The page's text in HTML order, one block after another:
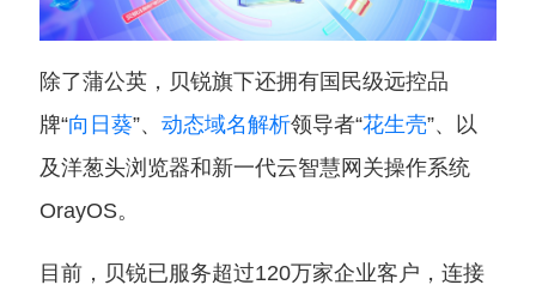
除了蒲公英，贝锐旗下还拥有国民级远控品
牌“向日葵”、动态域名解析领导者“花生壳”、以
及洋葱头浏览器和新一代云智慧网关操作系统
OrayOS。
目前，贝锐已服务超过120万家企业客户，连接